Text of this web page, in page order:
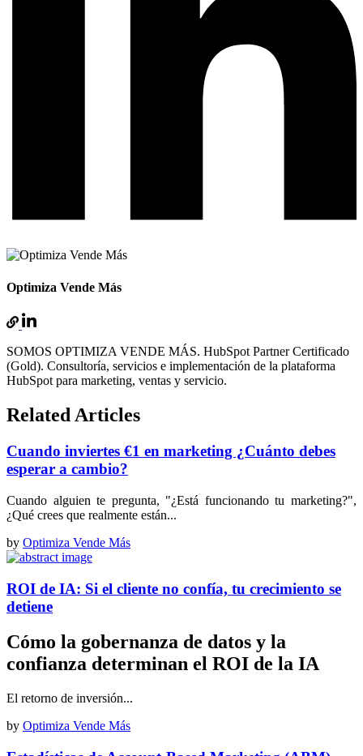
Optimiza Vende Más
SOMOS OPTIMIZA VENDE MÁS. HubSpot Partner Certificado
(Gold). Consultoría, servicios e implementación de la plataforma
HubSpot para marketing, ventas y servicio.
Related Articles
Cuando inviertes €1 en marketing ¿Cuánto debes
esperar a cambio?
Cuando alguien te pregunta, "¿Está funcionando tu marketing?",
¿Qué crees que realmente están...
by Optimiza Vende Más
ROI de IA: Si el cliente no confía, tu crecimiento se
detiene
Cómo la gobernanza de datos y la
confianza determinan el ROI de la IA
El retorno de inversión...
by Optimiza Vende Más